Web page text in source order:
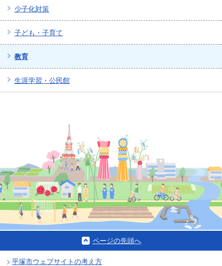
少子化対策
子ども・子育て
教育
生涯学習・公民館
ページの先頭へ
平塚市ウェブサイトの考え方